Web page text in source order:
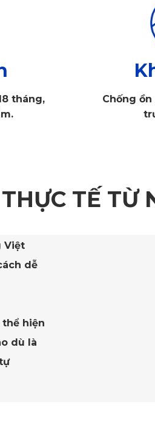
Thảm sàn ô tô 360
tháng,
Chống
TẾ TỪ